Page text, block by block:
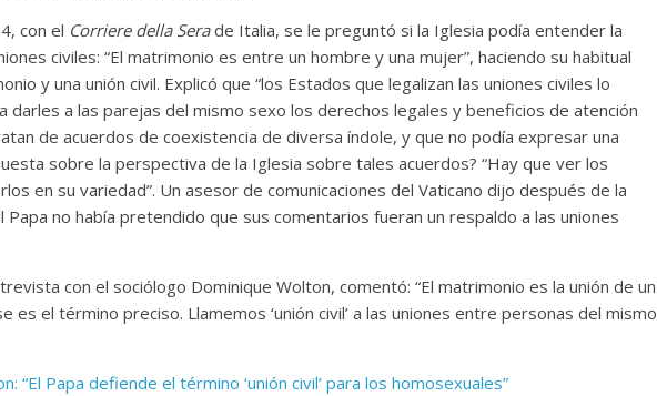
con el Corriere della Serade Italia, se le preguntó si la Iglesia podía entender la
civiles: “El matrimonio es entre un hombre y una mujer”, haciendo su habitual
y una unión civil. Explicó que “los Estados que legalizan las uniones civiles lo
darles a las parejas del mismo sexo los derechos legales y beneficios de atención
de acuerdos de coexistencia de diversa índole, y que no podía expresar una
sobre la perspectiva de la Iglesia sobre tales acuerdos? “Hay que ver los
en su variedad”. Un asesor de comunicaciones del Vaticano dijo después de la
no había pretendido que sus comentarios fueran un respaldo a las uniones
con el sociólogo Dominique Wolton, comentó: “El matrimonio es la unión de un
es el término preciso. Llamemos ‘unión civil’ a las uniones entre personas del mismo
“El Papa defiende el término ‘unión civil’ para los homosexuales”